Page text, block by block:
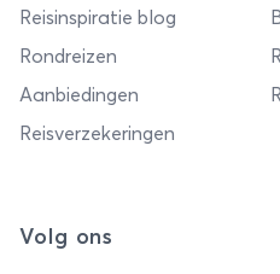
Reisinspiratie blog
Rondreizen
Aanbiedingen
Reisverzekeringen
Volg ons